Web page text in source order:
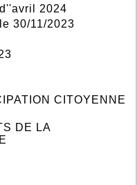
2024
30/11/2023
CITOYENNE
DE LA